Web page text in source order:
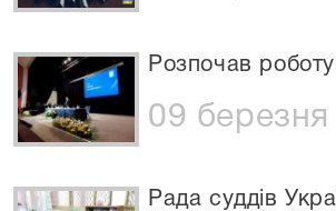
Розпочав роботу
09
​Рада суддів